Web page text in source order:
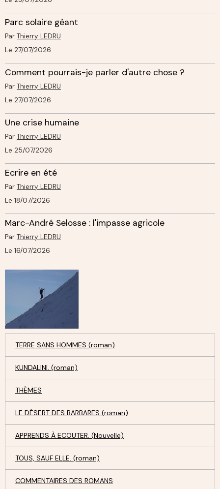
Parc solaire géant
Par Thierry LEDRU
Le 27/07/2026
Comment pourrais-je parler d'autre chose ?
Par Thierry LEDRU
Le 27/07/2026
Une crise humaine
Par Thierry LEDRU
Le 25/07/2026
Ecrire en été
Par Thierry LEDRU
Le 18/07/2026
Marc-André Selosse : l'impasse agricole
Par Thierry LEDRU
Le 16/07/2026
TERRE SANS HOMMES (roman)
KUNDALINI. (roman)
THÈMES
LE DÉSERT DES BARBARES (roman)
APPRENDS À ECOUTER. (Nouvelle)
TOUS, SAUF ELLE. (roman)
COMMENTAIRES DES ROMANS